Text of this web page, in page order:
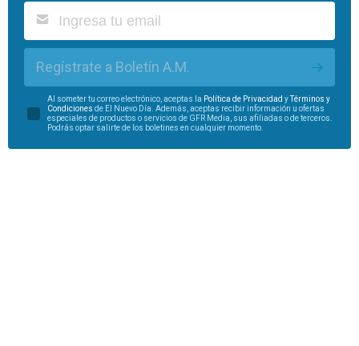
Regístrate a Boletín A.M.
Al someter tu correo electrónico, aceptas la Política de Privacidad yTérminos y
Condiciones de El Nuevo Día. Además, aceptas recibir información u ofertas
especiales de productos o servicios de GFR Media, sus afiliadas o de terceros.
Podrás optar salirte de los boletines en cualquier momento.